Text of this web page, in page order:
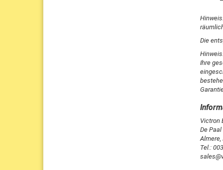
Die
Ihre
Victron
De Paal
Almere,
Tel.: